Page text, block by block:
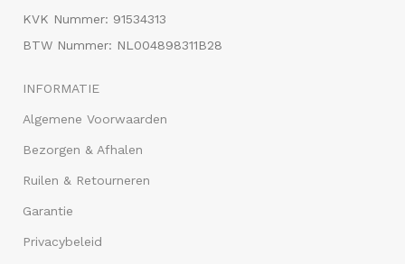
KVK Nummer: 91534313
BTW Nummer: NL004898311B28
INFORMATIE
Algemene Voorwaarden
Bezorgen & Afhalen
Ruilen & Retourneren
Garantie
Privacybeleid